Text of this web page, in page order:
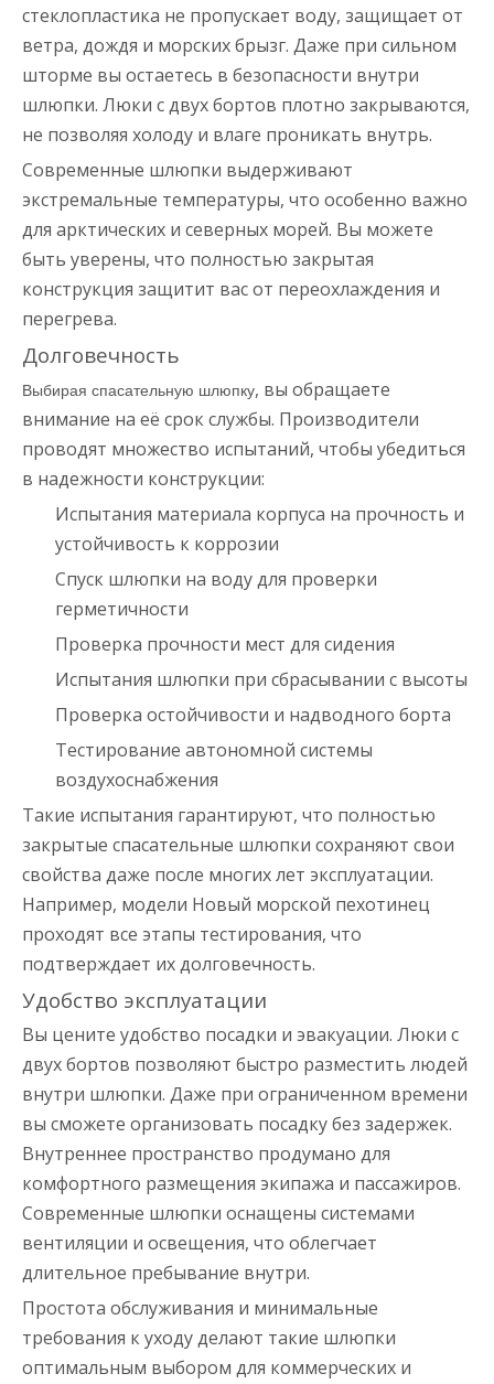
стеклопластика не пропускает воду, защищает от
ветра, дождя и морских брызг. Даже при сильном
шторме вы остаетесь в безопасности внутри
шлюпки. Люки с двух бортов плотно закрываются,
не позволяя холоду и влаге проникать внутрь.
Современные шлюпки выдерживают
экстремальные температуры, что особенно важно
для арктических и северных морей. Вы можете
быть уверены, что полностью закрытая
конструкция защитит вас от переохлаждения и
перегрева.
Долговечность
Выбирая спасательную шлюпку, вы обращаете
внимание на её срок службы. Производители
проводят множество испытаний, чтобы убедиться
в надежности конструкции:
Испытания материала корпуса на прочность и
устойчивость к коррозии
Спуск шлюпки на воду для проверки
герметичности
Проверка прочности мест для сидения
Испытания шлюпки при сбрасывании с высоты
Проверка остойчивости и надводного борта
Тестирование автономной системы
воздухоснабжения
Такие испытания гарантируют, что полностью
закрытые спасательные шлюпки сохраняют свои
свойства даже после многих лет эксплуатации.
Например, модели Новый морской пехотинец
проходят все этапы тестирования, что
подтверждает их долговечность.
Удобство эксплуатации
Вы цените удобство посадки и эвакуации. Люки с
двух бортов позволяют быстро разместить людей
внутри шлюпки. Даже при ограниченном времени
вы сможете организовать посадку без задержек.
Внутреннее пространство продумано для
комфортного размещения экипажа и пассажиров.
Современные шлюпки оснащены системами
вентиляции и освещения, что облегчает
длительное пребывание внутри.
Простота обслуживания и минимальные
требования к уходу делают такие шлюпки
оптимальным выбором для коммерческих и